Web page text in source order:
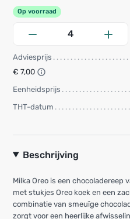
Op voorraad
Adviesprijs
€ 7,00
Eenheidsprijs
THT-datum
Beschrijving
Milka Oreo is een chocoladereep
met stukjes Oreo koek en een
combinatie van smeuïge
zorgt voor een heerlijke